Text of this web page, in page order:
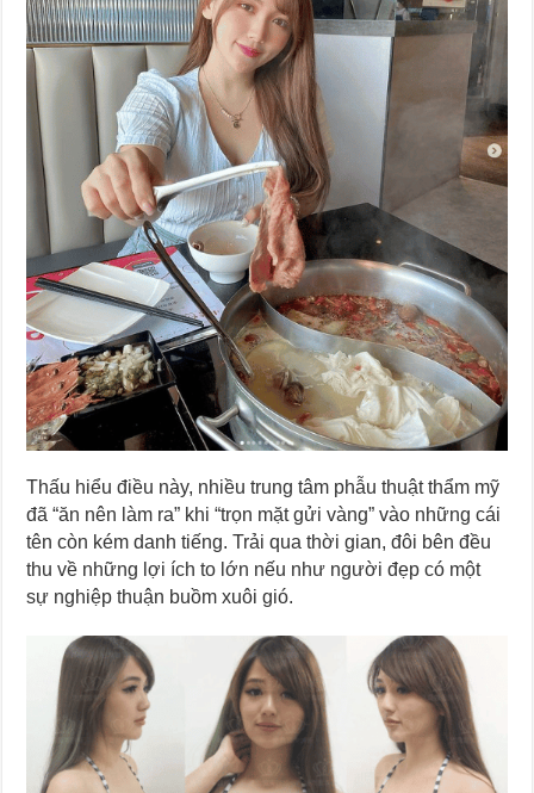
Thấu hiểu điều này, nhiều trung tâm phẫu thuật thẩm mỹ
đã “ăn nên làm ra” khi “trọn mặt gửi vàng” vào những cái
tên còn kém danh tiếng. Trải qua thời gian, đôi bên đều
thu về những lợi ích to lớn nếu như người đẹp có một
sự nghiệp thuận buồm xuôi gió.